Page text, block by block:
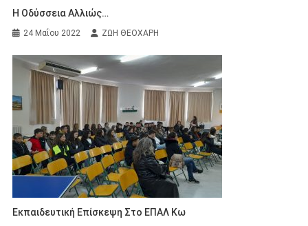
Η Οδύσσεια Αλλιώς…
24 Μαΐου 2022 ΖΩΗ ΘΕΟΧΑΡΗ
Εκπαιδευτική Επίσκεψη Στο ΕΠΑΛ Κω